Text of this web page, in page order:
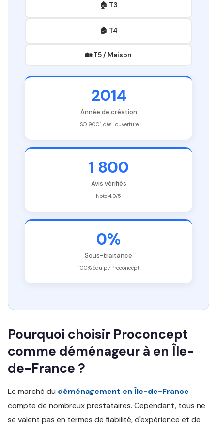
🏠 T3
🏠 T4
🏡 T5 / Maison
2014
Année de création
ISO 9001 dès l'ouverture
1 800
Avis vérifiés
Note 4.9/5
0%
Sous-traitance
100% équipe Proconcept
Pourquoi choisir Proconcept
comme déménageur à en Île-
de-France ?
Le marché du déménagement en Île-de-France
compte de nombreux prestataires. Cependant, tous ne
se valent pas en termes de fiabilité, d'expérience et de